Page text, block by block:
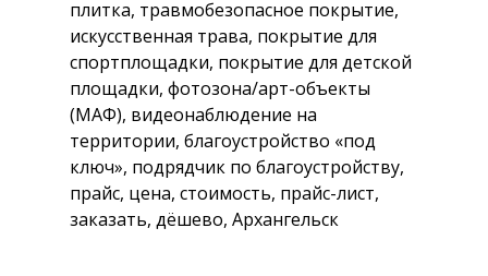
плитка, травмобезопасное покрытие,
искусственная трава, покрытие для
спортплощадки, покрытие для детской
площадки, фотозона/арт-объекты
(МАФ), видеонаблюдение на
территории, благоустройство «под
ключ», подрядчик по благоустройству,
прайс, цена, стоимость, прайс-лист,
заказать, дёшево, Архангельск